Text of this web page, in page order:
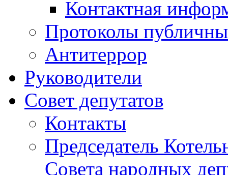
Контактная
Протоколы
Антитеррор
Руководители
Совет депутатов
Контакты
Председатель
Совета народных